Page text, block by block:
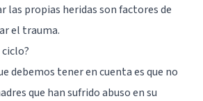
las propias heridas son factores de
el trauma.
debemos tener en cuenta es que no
que han sufrido abuso en su